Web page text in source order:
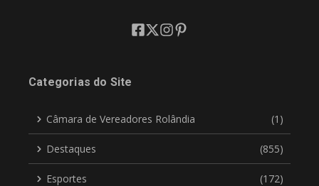
Categorias do Site
Câmara de Vereadores Rolândia (1)
Destaques (855)
Esportes (172)